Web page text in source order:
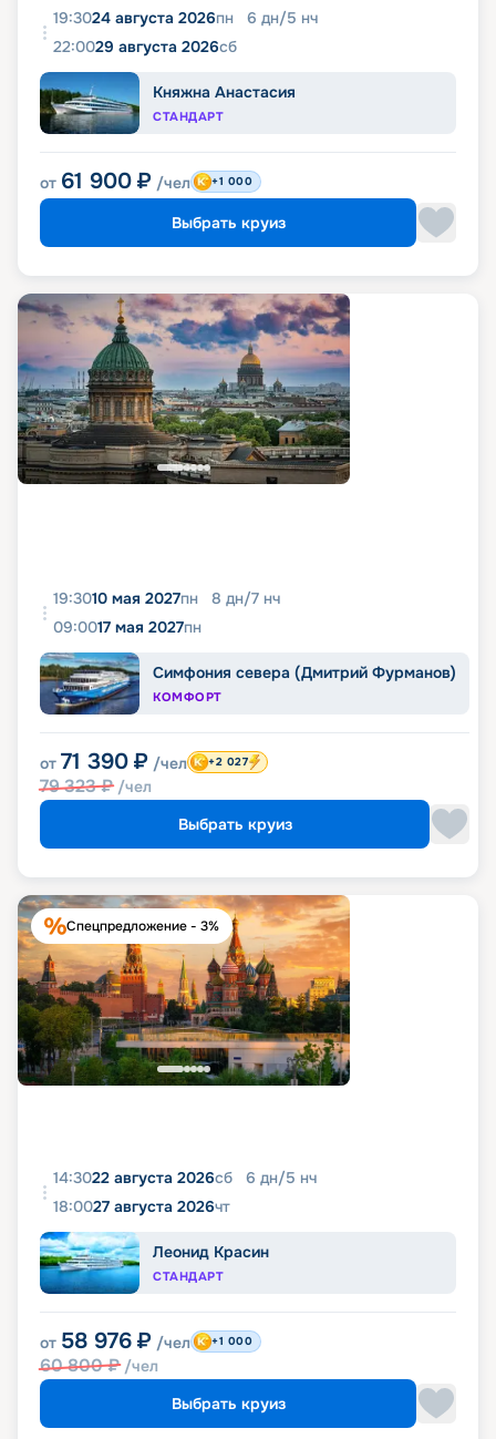
19:3024 августа 2026пн 6 дн/5 нч
22:0029 августа 2026сб
Княжна Анастасия
СТАНДАРТ
от 61 900 ₽ /чел +1 000
Выбрать круиз
19:3010 мая 2027пн 8 дн/7 нч
09:0017 мая 2027пн
Симфония севера (Дмитрий Фурманов)
КОМФОРТ
от 71 390 ₽ /чел
79 323₽ /чел
+2 027
Выбрать круиз
Спецпредложение - 3%
14:3022 августа 2026сб 6 дн/5 нч
18:0027 августа 2026чт
Леонид Красин
СТАНДАРТ
от 58 976 ₽ /чел
60 800₽ /чел
+1 000
Выбрать круиз